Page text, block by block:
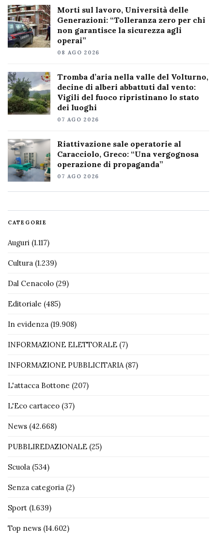
Morti sul lavoro, Università delle
Generazioni: “Tolleranza zero per chi
non garantisce la sicurezza agli
operai”
08 AGO 2026
Tromba d’aria nella valle del Volturno,
decine di alberi abbattuti dal vento:
Vigili del fuoco ripristinano lo stato
dei luoghi
07 AGO 2026
Riattivazione sale operatorie al
Caracciolo, Greco: “Una vergognosa
operazione di propaganda”
07 AGO 2026
CATEGORIE
Auguri (1.117)
Cultura (1.239)
Dal Cenacolo (29)
Editoriale (485)
In evidenza (19.908)
INFORMAZIONE ELETTORALE (7)
INFORMAZIONE PUBBLICITARIA(87)
L'attacca Bottone (207)
L'Eco cartaceo (37)
News (42.668)
PUBBLIREDAZIONALE (25)
Scuola (534)
Senza categoria (2)
Sport (1.639)
Top news (14.602)